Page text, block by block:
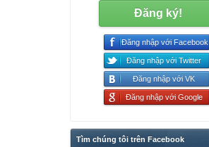
Đăng ký!
Đăng nhập với Facebook
Đăng nhập với Twitter
Đăng nhập với VK
Đăng nhập với Google
Tìm chúng tôi trên Facebook